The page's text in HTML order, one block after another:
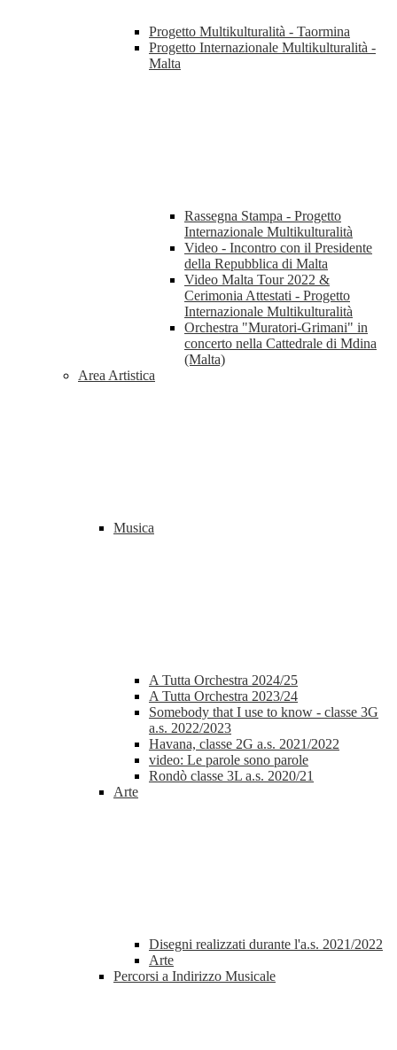
Progetto Multikulturalità - Taormina
Progetto Internazionale Multikulturalità -
Malta
Rassegna Stampa - Progetto
Internazionale Multikulturalità
Video - Incontro con il Presidente
della Repubblica di Malta
Video Malta Tour 2022 &
Cerimonia Attestati - Progetto
Internazionale Multikulturalità
Orchestra "Muratori-Grimani" in
concerto nella Cattedrale di Mdina
(Malta)
Area Artistica
Musica
A Tutta Orchestra 2024/25
A Tutta Orchestra 2023/24
Somebody that I use to know - classe 3G
a.s. 2022/2023
Havana, classe 2G a.s. 2021/2022
video: Le parole sono parole
Rondò classe 3L a.s. 2020/21
Arte
Disegni realizzati durante l'a.s. 2021/2022
Arte
Percorsi a Indirizzo Musicale